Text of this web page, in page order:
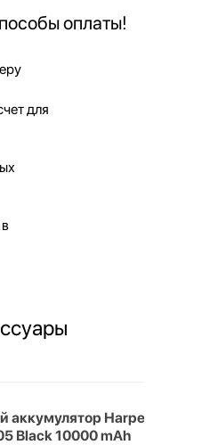
оплаты!
для
аккумулятор Harper
Black 10000 mAh